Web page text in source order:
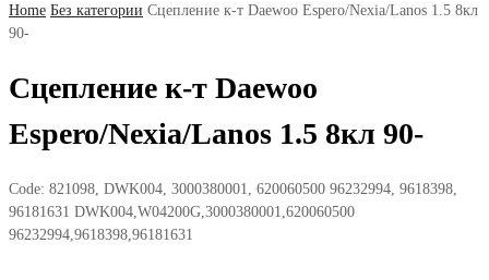
Home Без категории Сцепление к-т Daewoo Espero/Nexia/Lanos 1.5 8кл
90-
Сцепление к-т Daewoo
Espero/Nexia/Lanos 1.5 8кл 90-
Code: 821098, DWK004, 3000380001, 620060500 96232994, 9618398,
96181631 DWK004,W04200G,3000380001,620060500
96232994,9618398,96181631